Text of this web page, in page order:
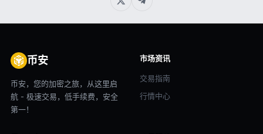
币安
币安，您的加密之旅，从这里启
航 - 极速交易，低手续费，安全
第一！
市场资讯
交易指南
行情中心